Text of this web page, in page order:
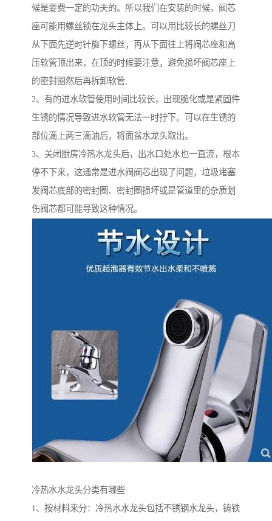
候是要费一定的功夫的。所以我们在安装的时候，阀芯
座可能用螺丝锁在龙头主体上。可以用比较长的螺丝刀
从下面先逆时针旋下螺丝，再从下面往上将阀芯座和高
压软管顶出来，在顶的时候要注意，避免损坏阀芯座上
的密封圈然后再拆卸软管;
2、有的进水软管使用时间比较长，出现脆化或是紧固件
生锈的情况导致进水软管无法一时拧下。可以在生锈的
部位滴上两三滴油后，将面盆水龙头取出。
3、关闭厨房冷热水龙头后，出水口处水也一直流，根本
停不下来，这通常是进水阀阀芯出现了问题，垃圾堵塞
发阀芯底部的密封圈、密封圈损坏或是管道里的杂质划
伤阀芯都可能导致这种情况。
冷热水水龙头分类有哪些
1、按材料来分：冷热水水龙头包括不锈钢水龙头，铸铁